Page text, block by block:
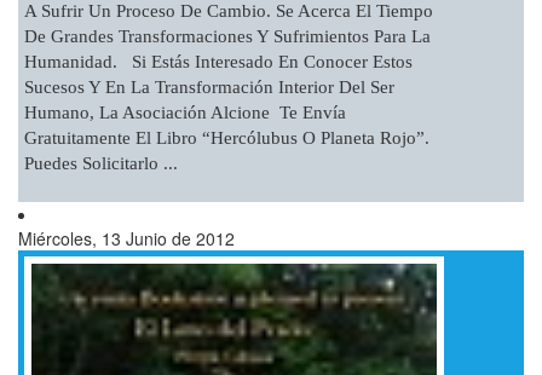
A Sufrir Un Proceso De Cambio. Se Acerca El Tiempo
De Grandes Transformaciones Y Sufrimientos Para La
Humanidad. Si Estás Interesado En Conocer Estos
Sucesos Y En La Transformación Interior Del Ser
Humano, La Asociación Alcione Te Envía
Gratuitamente El Libro “Hercólubus O Planeta Rojo”.
Puedes Solicitarlo ...
Miércoles, 13 Junio de 2012